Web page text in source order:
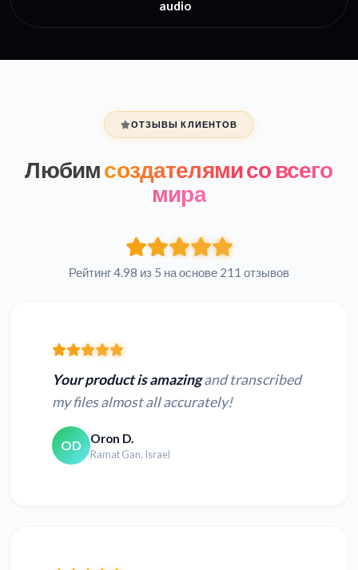
audio
ОТЗЫВЫ КЛИЕНТОВ
Любимсоздателями со всего
мира
Рейтинг 4.98 из 5 на основе 211 отзывов
Your product is amazingand transcribed
my files almost all accurately!
OD Oron D.
Ramat Gan, Israel